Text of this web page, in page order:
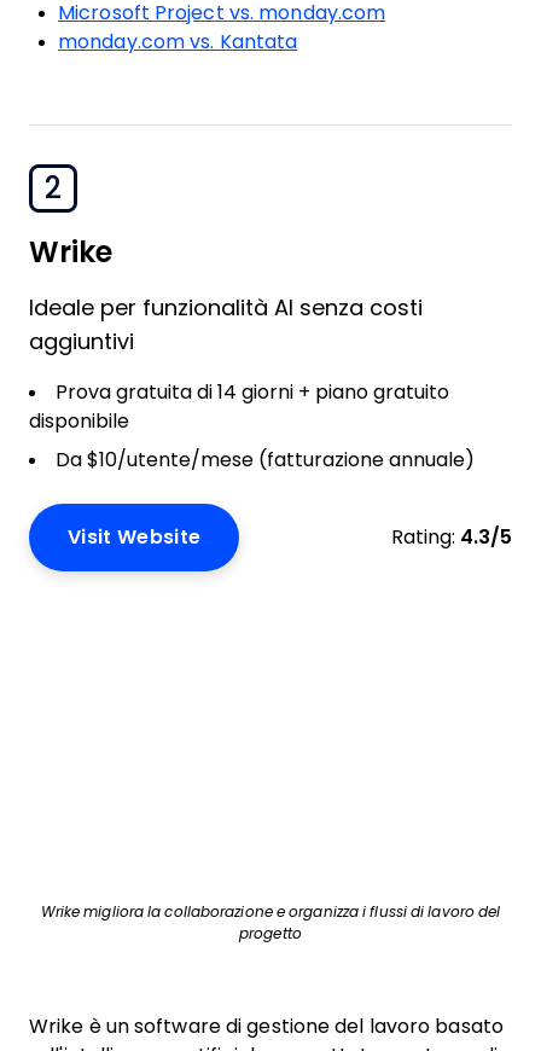
Microsoft Project vs. monday.com
monday.com vs. Kantata
2
Wrike
Ideale per funzionalità AI senza costi
aggiuntivi
Prova gratuita di 14 giorni + piano gratuito
disponibile
Da $10/utente/mese (fatturazione annuale)
Visit Website Rating: 4.3/5
Wrike migliora la collaborazione e organizza i flussi di lavoro del
progetto
Wrike è un software di gestione del lavoro basato